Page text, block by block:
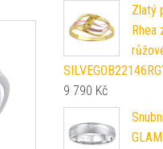
Zlatý
Rhea
9 790 Kč